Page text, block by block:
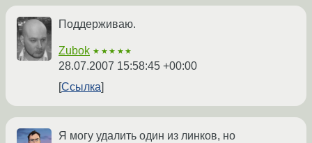
Поддерживаю.
Zubok ★★★★★
28.07.2007 15:58:45 +00:00
Ссылка
Я могу удалить один из линков, но